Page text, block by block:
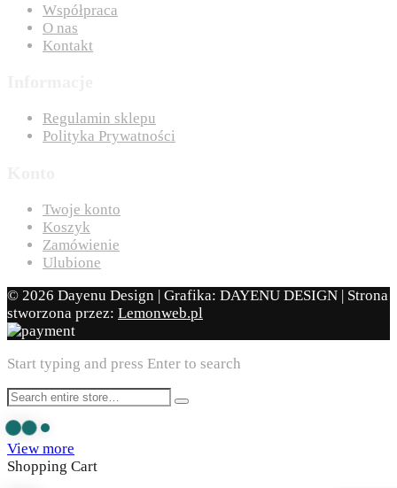
Współpraca
O nas
Kontakt
Regulamin sklepu
Polityka Prywatności
Twoje konto
Koszyk
Zamówienie
Ulubione
© 2026 Dayenu Design | Grafika: DAYENU DESIGN | Strona
stworzona przez: Lemonweb.pl
Start typing and press Enter to search
View more
Shopping Cart